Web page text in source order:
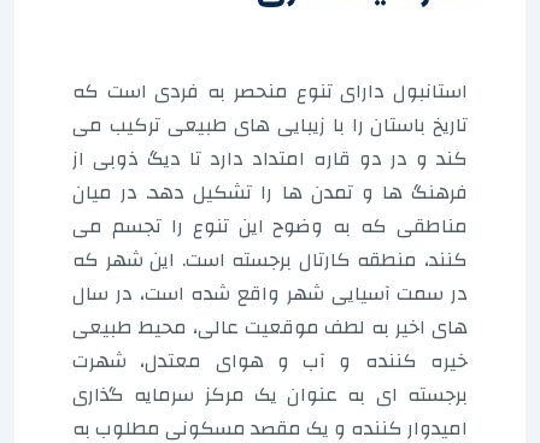
استانبول دارای تنوع منحصر به فردی است که
تاریخ باستان را با زیبایی های طبیعی ترکیب می
کند و در دو قاره امتداد دارد تا دیگ ذوبی از
فرهنگ ها و تمدن ها را تشکیل دهد. در میان
مناطقی که به وضوح این تنوع را تجسم می
کنند، منطقه کارتال برجسته است. این شهر که
در سمت آسیایی شهر واقع شده است، در سال
های اخیر به لطف موقعیت عالی، محیط طبیعی
خیره کننده و آب و هوای معتدل، شهرت
برجسته ای به عنوان یک مرکز سرمایه گذاری
امیدوار کننده و یک مقصد مسکونی مطلوب به